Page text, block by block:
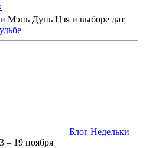
Мэнь Дунь Цзя и выборе дат
Блог Недельки
– 19 ноября